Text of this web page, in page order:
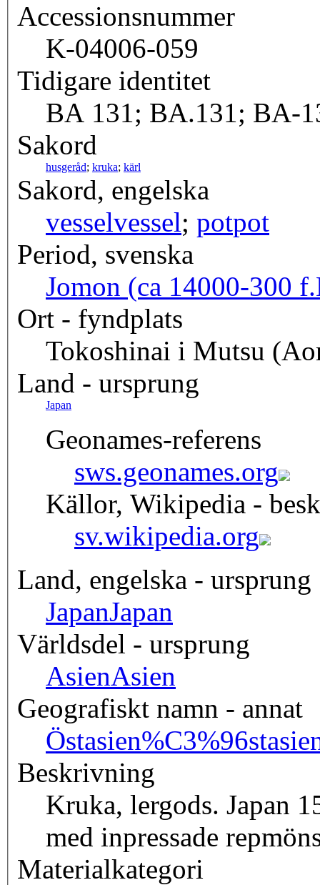
Accessionsnummer
K-04006-059
Tidigare identitet
BA 131; BA.131; BA-
Sakord
husgeråd; kruka; kärl
Sakord, engelska
vesselvessel; potpot
Period, svenska
Jomon (ca 14000-300
Ort - fyndplats
Tokoshinai i Mutsu
Land - ursprung
Japan
Geonames-referens
sws.geonames.org
Källor, Wikipedia -
sv.wikipedia.org
Land, engelska - ursprung
JapanJapan
Världsdel - ursprung
AsienAsien
Geografiskt namn - annat
Östasien
Beskrivning
Kruka, lergods. Japan
med inpressade
Materialkategori